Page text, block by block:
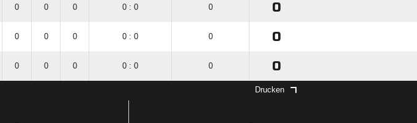
0 0 0 0 : 0 0 0
0 0 0 0 : 0 0 0
0 0 0 0 : 0 0 0
Drucken